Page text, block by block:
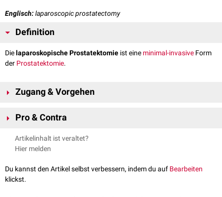
Englisch:laparoscopic prostatectomy
Definition
Die laparoskopische Prostatektomie ist eine minimal-invasive Form
der Prostatektomie.
Zugang & Vorgehen
Betrachtung mit Laparoskop können die
Auftretende Blutungen werden mit bipolarer
Anastomosezwischen
werden.
Die laparoskopische Prostatektomie kann sowohl
Pro & Contra
Vorteile der laparoskopischen Prostatektomie sind:
minimal-invasives Verfahren
wichtigen Leitungsbahnen durch vergrößerte Sicht
Möglichkeit der direkten Mitentfernung
Artikelinhalt ist veraltet?
Hier melden
Du kannst den Artikel selbst verbessern, indem du auf Bearbeiten
klickst.